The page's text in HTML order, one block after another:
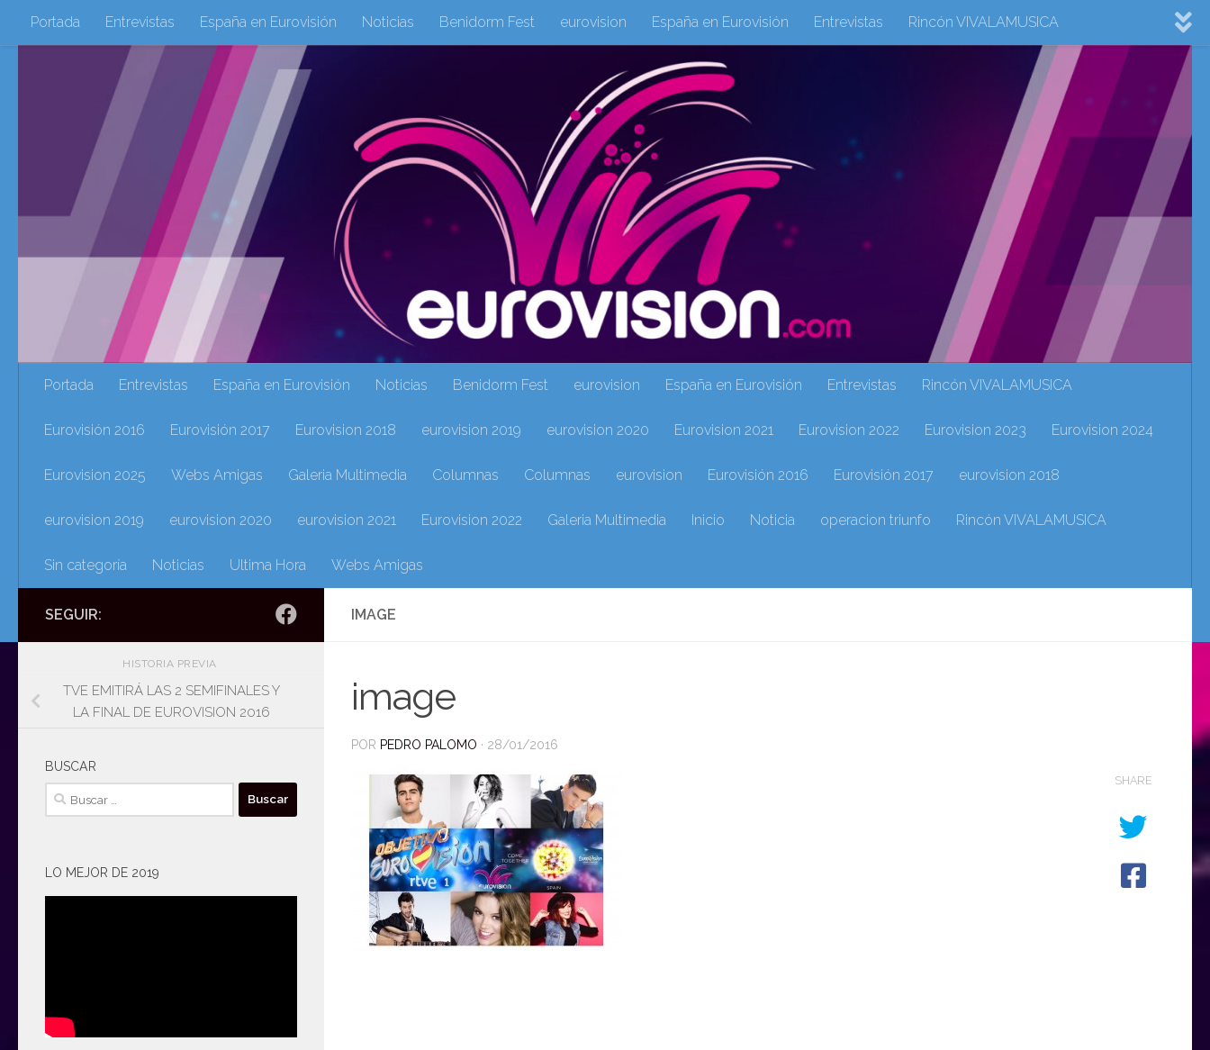
Saltar al contenido
Portada Entrevistas España en Eurovisión Noticias Benidorm Fest eurovision España en Eurovisión Entrevistas Rincón VIVALAMUSICA
Eurovisión 2016 Eurovisión 2017 Eurovision 2018 eurovision 2020 Eurovision 2021 Eurovision 2024
Eurovision 2025 Webs Amigas Galeria Multimedia Columnas Columnas eurovision Eurovisión 2016 eurovision 2018 eurovision 2019
eurovision 2020 eurovision 2021 Eurovision 2022 Galeria Multimedia Inicio Noticia operacion triunfo Rincón VIVALAMUSICA Sin categoría Noticias
Ultima Hora Webs Amigas
Portada Entrevistas España en Eurovisión Noticias Benidorm Fest eurovision España en Eurovisión Entrevistas Rincón VIVALAMUSICA
Eurovisión 2016 Eurovisión 2017 Eurovision 2018 eurovision 2019 eurovision 2020 Eurovision 2021 Eurovision 2022 Eurovision 2023 Eurovision 2024
Eurovision 2025 Webs Amigas Galeria Multimedia Columnas Columnas eurovision Eurovisión 2016 Eurovisión 2017 eurovision 2018
eurovision 2019 eurovision 2020 eurovision 2021 Eurovision 2022 Galeria Multimedia Inicio Noticia operacion triunfo Rincón VIVALAMUSICA
Sin categoría Noticias Ultima Hora Webs Amigas
IMAGE
image
POR PEDRO PALOMO · 28/01/2016
SHARE
SEGUIR:
HISTORIA PREVIA
TVE EMITIRÁ LAS 2 SEMIFINALES Y
LA FINAL DE EUROVISION 2016
BUSCAR
Buscar:
LO MEJOR DE 2019